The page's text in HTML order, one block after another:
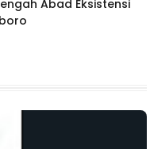
Abad Eksistensi